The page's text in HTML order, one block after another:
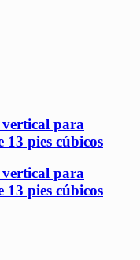
para
13 pies cúbicos
para
13 pies cúbicos